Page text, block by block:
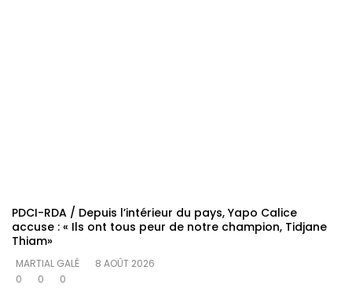
PDCI-RDA / Depuis l’intérieur du pays, Yapo Calice
accuse : « Ils ont tous peur de notre champion, Tidjane
Thiam»
MARTIAL GALÉ
8 AOÛT 2026
0
0 0